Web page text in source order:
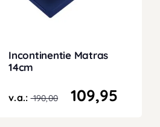
Incontinentie Matras
14cm
v.a.:190,00 109,95